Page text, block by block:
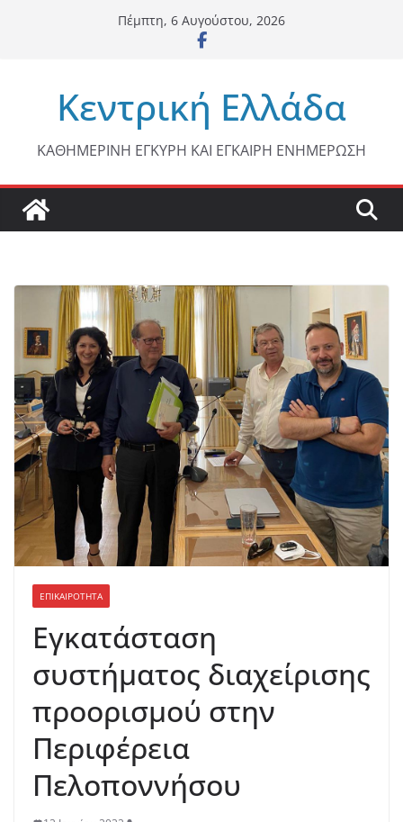
Πέμπτη, 6 Αυγούστου, 2026
Κεντρική Ελλάδα
ΚΑΘΗΜΕΡΙΝΗ ΕΓΚΥΡΗ ΚΑΙ ΕΓΚΑΙΡΗ ΕΝΗΜΕΡΩΣΗ
ΕΠΙΚΑΙΡΟΤΗΤΑ
Εγκατάσταση
συστήματος διαχείρισης
προορισμού στην
Περιφέρεια
Πελοποννήσου